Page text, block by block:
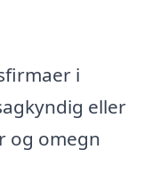
i
eller
og omegn